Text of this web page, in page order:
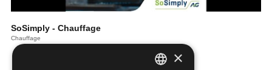
SoSimply - Chauffage
Chauffage
×